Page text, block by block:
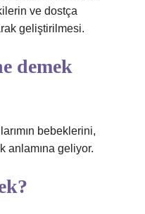
ve dostça
geliştirilmesi.
demek
bebeklerini,
anlamına geliyor.